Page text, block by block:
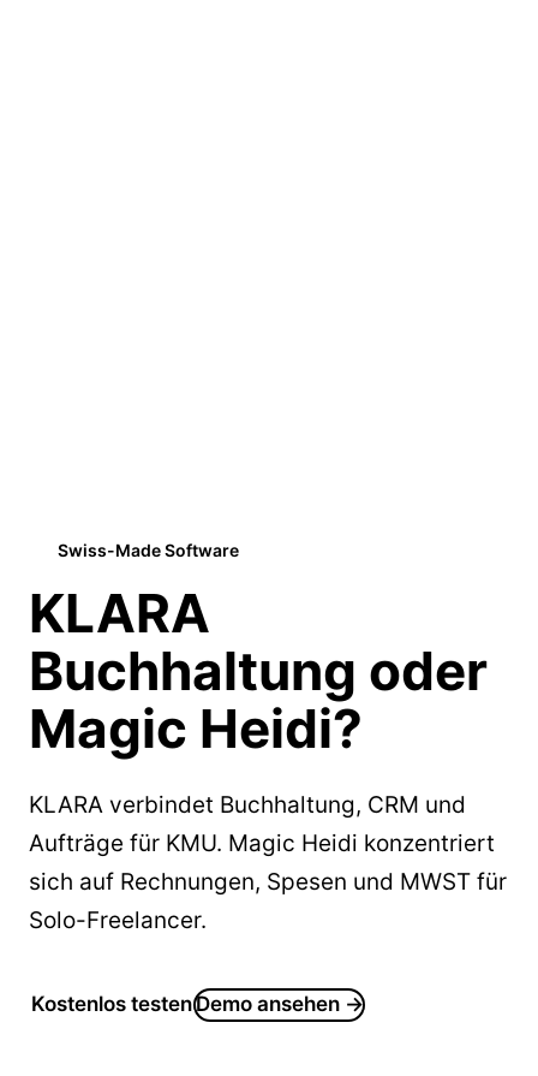
Swiss-Made Software
KLARA
Buchhaltung oder
Magic Heidi?
KLARA verbindet Buchhaltung, CRM und
Aufträge für KMU. Magic Heidi konzentriert
sich auf Rechnungen, Spesen und MWST für
Solo-Freelancer.
Kostenlos testenDemo ansehen →